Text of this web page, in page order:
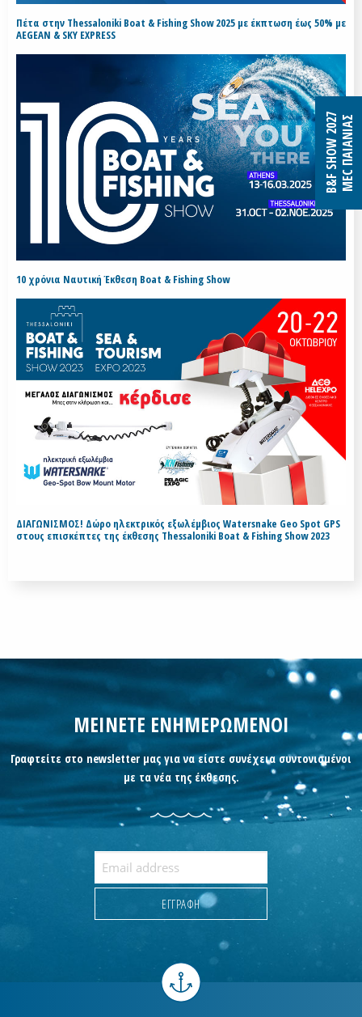
Πέτα στην Thessaloniki Boat & Fishing Show 2025 με έκπτωση έως 50% με
AEGEAN & SKY EXPRESS
10 χρόνια Ναυτική Έκθεση Boat & Fishing Show
ΔΙΑΓΩΝΙΣΜΟΣ! Δώρο ηλεκτρικός εξωλέμβιος Watersnake Geo Spot GPS
στους επισκέπτες της έκθεσης Thessaloniki Boat & Fishing Show 2023
B&F SHOW 2027MEC ΠΑΙΑΝΙΑΣ
ΜΕΙΝΕΤΕ ΕΝΗΜΕΡΩΜΕΝΟΙ
Γραφτείτε στο newsletter μας για να είστε συνέχεια συντονισμένοι
με τα νέα της έκθεσης.